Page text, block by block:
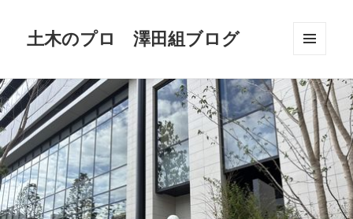
土木のプロ 澤田組ブログ
ーとウ
ィジェ
ット